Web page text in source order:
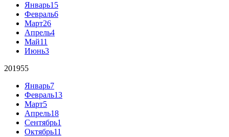
Январь15
Февраль6
Март26
Апрель4
Май11
Июнь3
201955
Январь7
Февраль13
Март5
Апрель18
Сентябрь1
Октябрь11